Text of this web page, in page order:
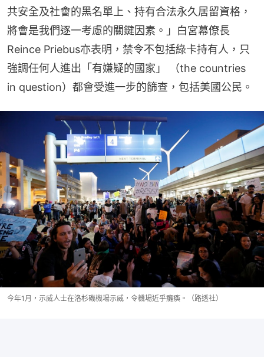
共安全及社會的黑名單上、持有合法永久居留資格，
將會是我們逐一考慮的關鍵因素。」白宮幕僚長
Reince Priebus亦表明，禁令不包括綠卡持有人，只
強調任何人進出「有嫌疑的國家」 （the countries
in question）都會受進一步的篩查，包括美國公民。
今年1月，示威人士在洛杉磯機場示威，令機場近乎癱瘓。（路透社）